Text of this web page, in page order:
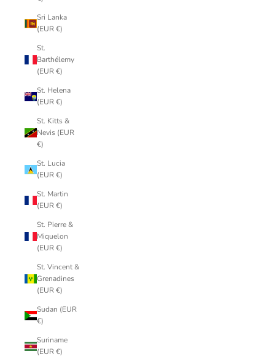
Sri Lanka
(EUR €)
St.
Barthélemy
(EUR €)
St. Helena
(EUR €)
St. Kitts &
Nevis (EUR
€)
St. Lucia
(EUR €)
St. Martin
(EUR €)
St. Pierre &
Miquelon
(EUR €)
St. Vincent &
Grenadines
(EUR €)
Sudan (EUR
€)
Suriname
(EUR €)